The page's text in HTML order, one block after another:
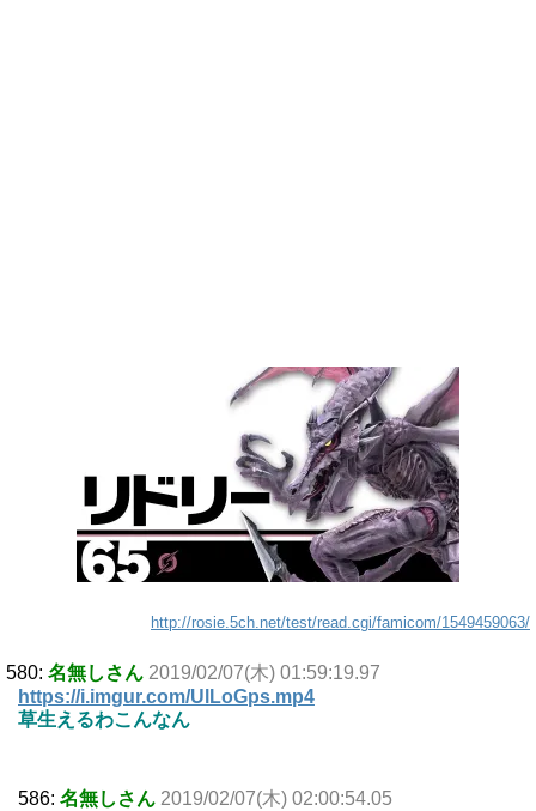
http://rosie.5ch.net/test/read.cgi/famicom/1549459063/
580: 名無しさん 2019/02/07(木) 01:59:19.97
https://i.imgur.com/UlLoGps.mp4
草生えるわこんなん
586: 名無しさん 2019/02/07(木) 02:00:54.05